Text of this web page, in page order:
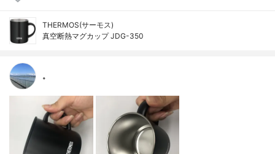
THERMOS(サーモス)
真空断熱マグカップ JDG-350
。